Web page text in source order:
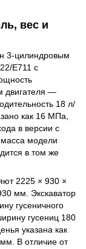
вес и
3-цилиндровым
E711 с
двигателя —
18 л/
как 16 МПа,
в версии с
модели
в том же
2225 × 930 ×
мм. Экскаватор
гусеничного
гусениц 180
указана как
В отличие от